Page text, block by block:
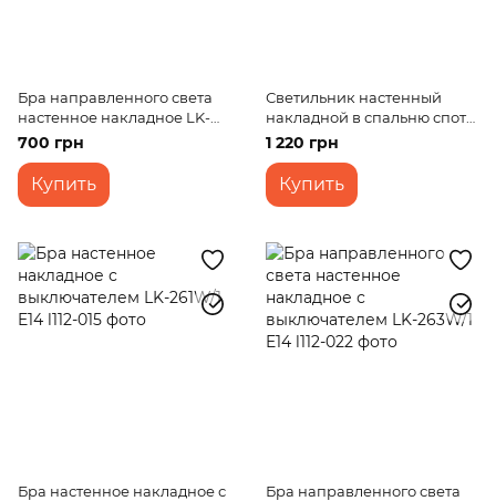
Бра направленного света
настенное накладное LK-
259W/1 E14
700 грн
Купить
Светильник настенный
накладной в спальню спот
для чтения HTL-138/1 E14
1 220 грн
Купить
Бра настенное накладное с
Бра направленного света